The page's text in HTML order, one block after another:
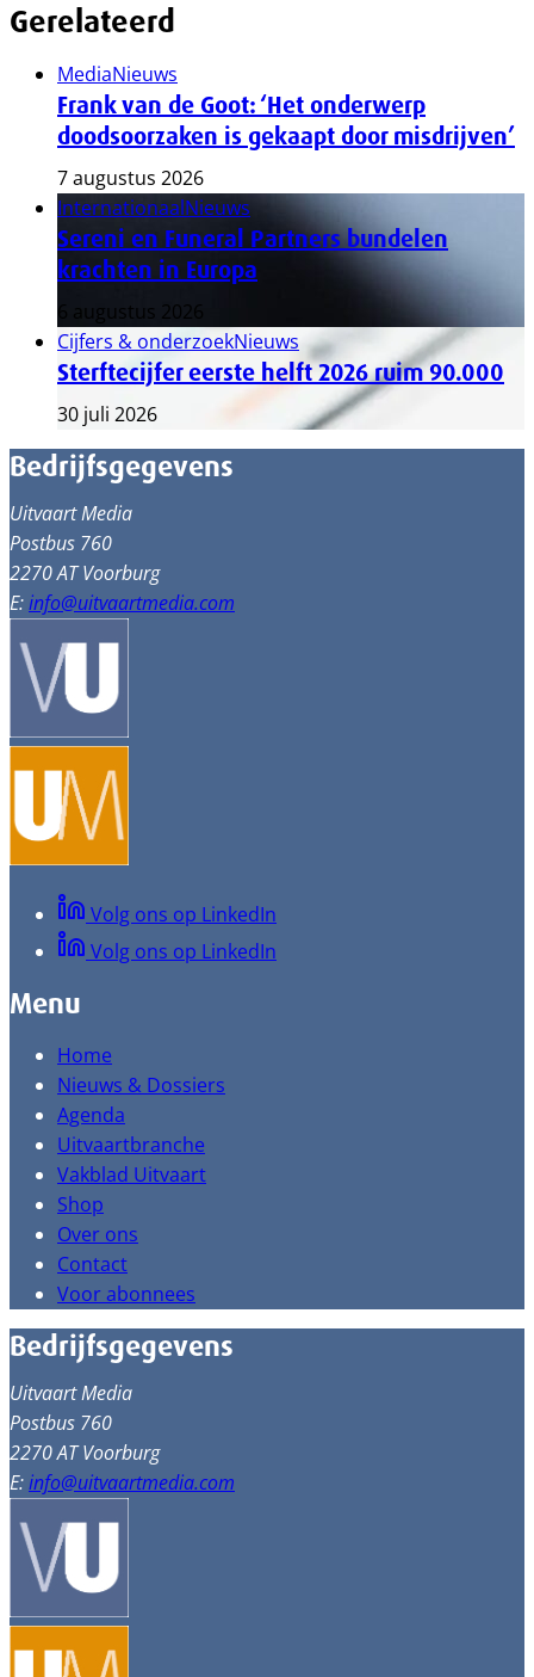
Gerelateerd
MediaNieuws
Frank van de Goot: ‘Het onderwerp
doodsoorzaken is gekaapt door misdrijven’
7 augustus 2026
InternationaalNieuws
Sereni en Funeral Partners bundelen
krachten in Europa
6 augustus 2026
Cijfers & onderzoekNieuws
Sterftecijfer eerste helft 2026 ruim 90.000
30 juli 2026
Bedrijfsgegevens
Uitvaart Media
Postbus 760
2270 AT Voorburg
E:info@uitvaartmedia.com
Volg ons op LinkedIn
Volg ons op LinkedIn
Menu
Home
Nieuws & Dossiers
Agenda
Uitvaartbranche
Vakblad Uitvaart
Shop
Over ons
Contact
Voor abonnees
Bedrijfsgegevens
Uitvaart Media
Postbus 760
2270 AT Voorburg
E:info@uitvaartmedia.com